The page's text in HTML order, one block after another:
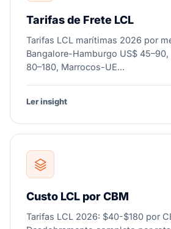
Tarifas de Frete LCL
Tarifas LCL marítimas 2026 por
Bangalore-Hamburgo US$
80–180, Marrocos-UE...
Ler insight
Custo LCL por CBM
Tarifas LCL 2026: $40-$180 por